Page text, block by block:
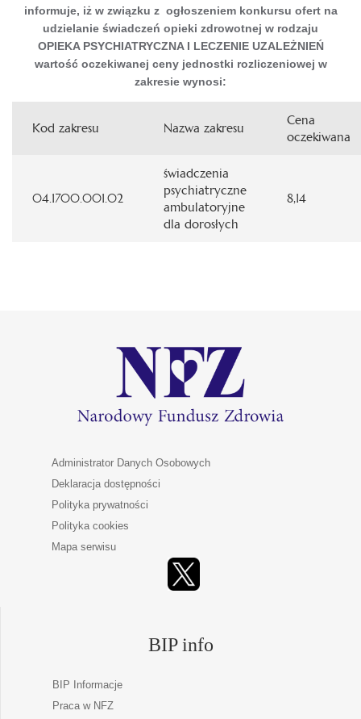
informuje, iż w związku z ogłoszeniem konkursu ofert na
udzielanie świadczeń opieki zdrowotnej w rodzaju
OPIEKA PSYCHIATRYCZNA I LECZENIE UZALEŻNIEŃ
wartość oczekiwanej ceny jednostki rozliczeniowej w
zakresie wynosi:
Kod zakresu Nazwa zakresu
Cena
oczekiwana
04.1700.001.02
świadczenia
psychiatryczne
ambulatoryjne
dla dorosłych
8,14
Administrator Danych Osobowych
Deklaracja dostępności
Polityka prywatności
Polityka cookies
Mapa serwisu
BIP info
BIP Informacje
Praca w NFZ